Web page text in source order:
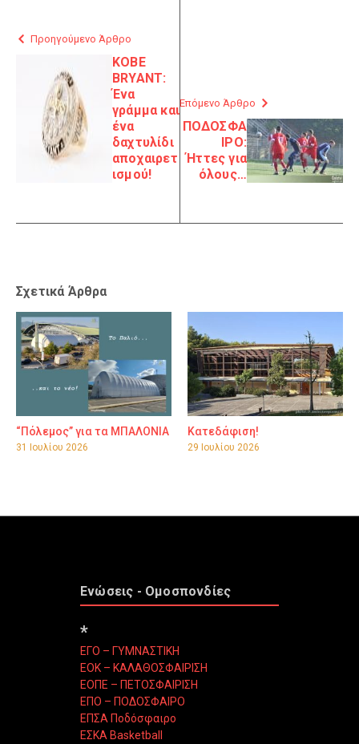
Προηγούμενο Άρθρο
KOBE
BRYANT:
Ένα
γράμμα και
ένα
δαχτυλίδι
αποχαιρετ
ισμού!
Επόμενο Άρθρο
ΠΟΔΟΣΦΑ
ΙΡΟ:
Ήττες για
όλους…
Σχετικά Άρθρα
“Πόλεμος” για τα ΜΠΑΛΟΝΙΑ
31 Ιουλίου 2026
Κατεδάφιση!
29 Ιουλίου 2026
Ενώσεις - Ομοσπονδίες
*
ΕΓΟ – ΓΥΜΝΑΣΤΙΚΗ
ΕΟΚ – ΚΑΛΑΘΟΣΦΑΙΡΙΣΗ
ΕΟΠΕ – ΠΕΤΟΣΦΑΙΡΙΣΗ
ΕΠΟ – ΠΟΔΟΣΦΑΙΡΟ
ΕΠΣΑ Ποδόσφαιρο
ΕΣΚΑ Basketball